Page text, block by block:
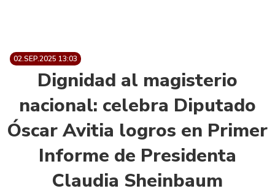
02.SEP.2025 13:03
Dignidad al magisterio
nacional: celebra Diputado
Óscar Avitia logros en Primer
Informe de Presidenta
Claudia Sheinbaum